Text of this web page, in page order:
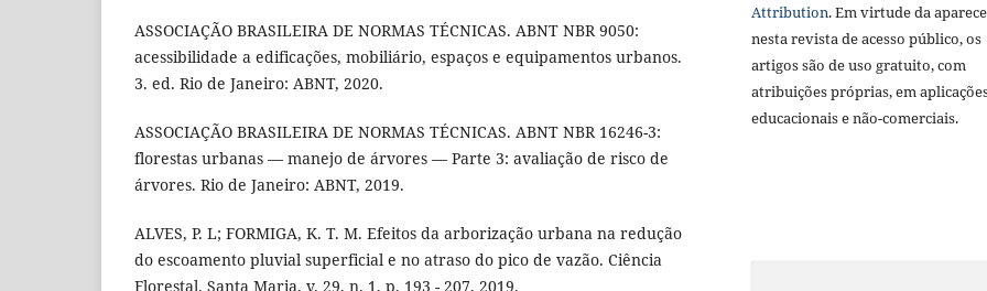
ASSOCIAÇÃO BRASILEIRA DE NORMAS TÉCNICAS. ABNT NBR 9050:
acessibilidade a edificações, mobiliário, espaços e equipamentos urbanos.
3. ed. Rio de Janeiro: ABNT, 2020.
ASSOCIAÇÃO BRASILEIRA DE NORMAS TÉCNICAS. ABNT NBR 16246-3:
florestas urbanas — manejo de árvores — Parte 3: avaliação de risco de
árvores. Rio de Janeiro: ABNT, 2019.
ALVES, P. L; FORMIGA, K. T. M. Efeitos da arborização urbana na redução
do escoamento pluvial superficial e no atraso do pico de vazão. Ciência
Florestal. Santa Maria, v. 29, n. 1, p. 193 - 207, 2019.
Attribution. Em virtude da
nesta revista de acesso público, os
artigos são de uso gratuito, com
atribuições próprias, em
educacionais e não-comerciais.